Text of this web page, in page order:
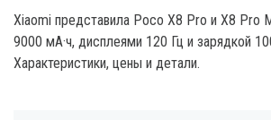
Xiaomi представила Poco X8 Pro и X8 Pro
9000 мА·ч, дисплеями 120 Гц и зарядкой
Характеристики, цены и детали.